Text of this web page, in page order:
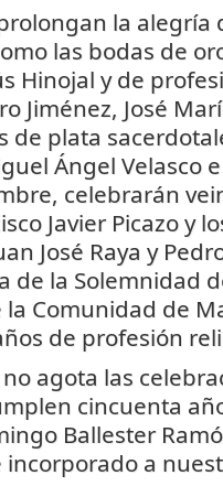
la alegría
las bodas de
Hinojal y de
Jiménez, José
de plata
Ángel Velasco
celebrarán
Javier Picazo y
José Raya y
de la Solemnidad
la Comunidad de
de profesión
agota las
cincuenta
Ballester
a